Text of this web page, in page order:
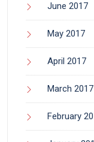
June 2017
May 2017
April 2017
March 2017
February